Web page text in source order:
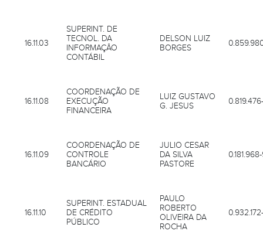
16.11.03
SUPERINT. DE
TECNOL. DA
INFORMAÇÂO
CONTÁBIL
DELSON LUIZ
BORGES
16.11.08
COORDENAÇÃO DE
EXECUÇÃO
FINANCEIRA
LUIZ GUSTAVO
G. JESUS
16.11.09
COORDENAÇÃO DE
CONTROLE
BANCÁRIO
JULIO CESAR
DA SILVA
PASTORE
16.11.10
SUPERINT. ESTADUAL
DE CRÉDITO
PÚBLICO
PAULO
ROBERTO
OLIVEIRA DA
ROCHA